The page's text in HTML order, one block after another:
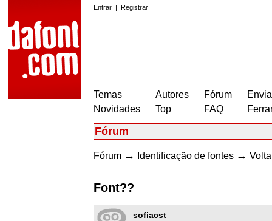
Entrar | Registrar
Temas
Novidades
Autores
Top
Fórum
FAQ
Fórum
Fórum → Identificação de fontes →
Font??
sofiacst_